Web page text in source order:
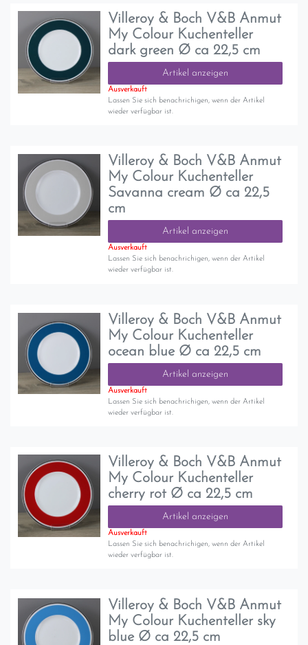
Villeroy & Boch V&B Anmut
My Colour Kuchenteller
dark green Ø ca 22,5 cm
Artikel anzeigen
Ausverkauft
Lassen Sie sich benachrichigen, wenn der Artikel
wieder verfügbar ist.
Villeroy & Boch V&B Anmut
My Colour Kuchenteller
Savanna cream Ø ca 22,5
cm
Artikel anzeigen
Ausverkauft
Lassen Sie sich benachrichigen, wenn der Artikel
wieder verfügbar ist.
Villeroy & Boch V&B Anmut
My Colour Kuchenteller
ocean blue Ø ca 22,5 cm
Artikel anzeigen
Ausverkauft
Lassen Sie sich benachrichigen, wenn der Artikel
wieder verfügbar ist.
Villeroy & Boch V&B Anmut
My Colour Kuchenteller
cherry rot Ø ca 22,5 cm
Artikel anzeigen
Ausverkauft
Lassen Sie sich benachrichigen, wenn der Artikel
wieder verfügbar ist.
Villeroy & Boch V&B Anmut
My Colour Kuchenteller sky
blue Ø ca 22,5 cm